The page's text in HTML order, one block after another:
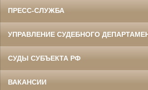
ПРЕСС-СЛУЖБА
УПРАВЛЕНИЕ СУДЕБНОГО
СУДЫ СУБЪЕКТА РФ
ВАКАНСИИ